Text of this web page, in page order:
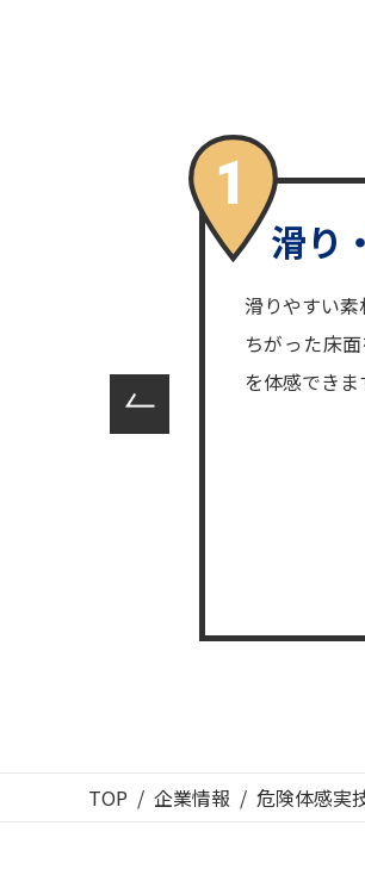
滑り
滑りやすい
ちがった床
を体感できま
TOP 企業情報 危険体感実